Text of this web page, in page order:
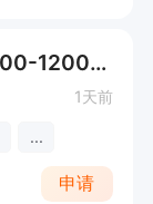
游泳健身销售【带薪培训月薪4000-12000】
1天前
...
申请